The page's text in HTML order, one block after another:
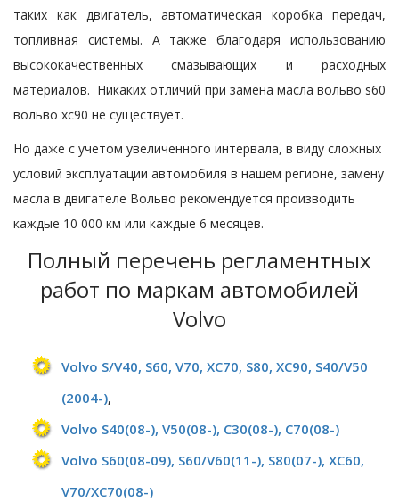
таких как двигатель, автоматическая коробка передач,
топливная системы. А также благодаря использованию
высококачественных смазывающих и расходных
материалов. Никаких отличий при замена масла вольво s60
вольво хс90 не существует.
Но даже с учетом увеличенного интервала, в виду сложных
условий эксплуатации автомобиля в нашем регионе, замену
масла в двигателе Вольво рекомендуется производить
каждые 10 000 км или каждые 6 месяцев.
Полный перечень регламентных
работ по маркам автомобилей
Volvo
Volvo S/V40, S60, V70, XC70, S80, XC90, S40/V50
(2004-),
Volvo S40(08-), V50(08-), C30(08-), C70(08-)
Volvo S60(08-09), S60/V60(11-), S80(07-), XC60,
V70/XC70(08-)